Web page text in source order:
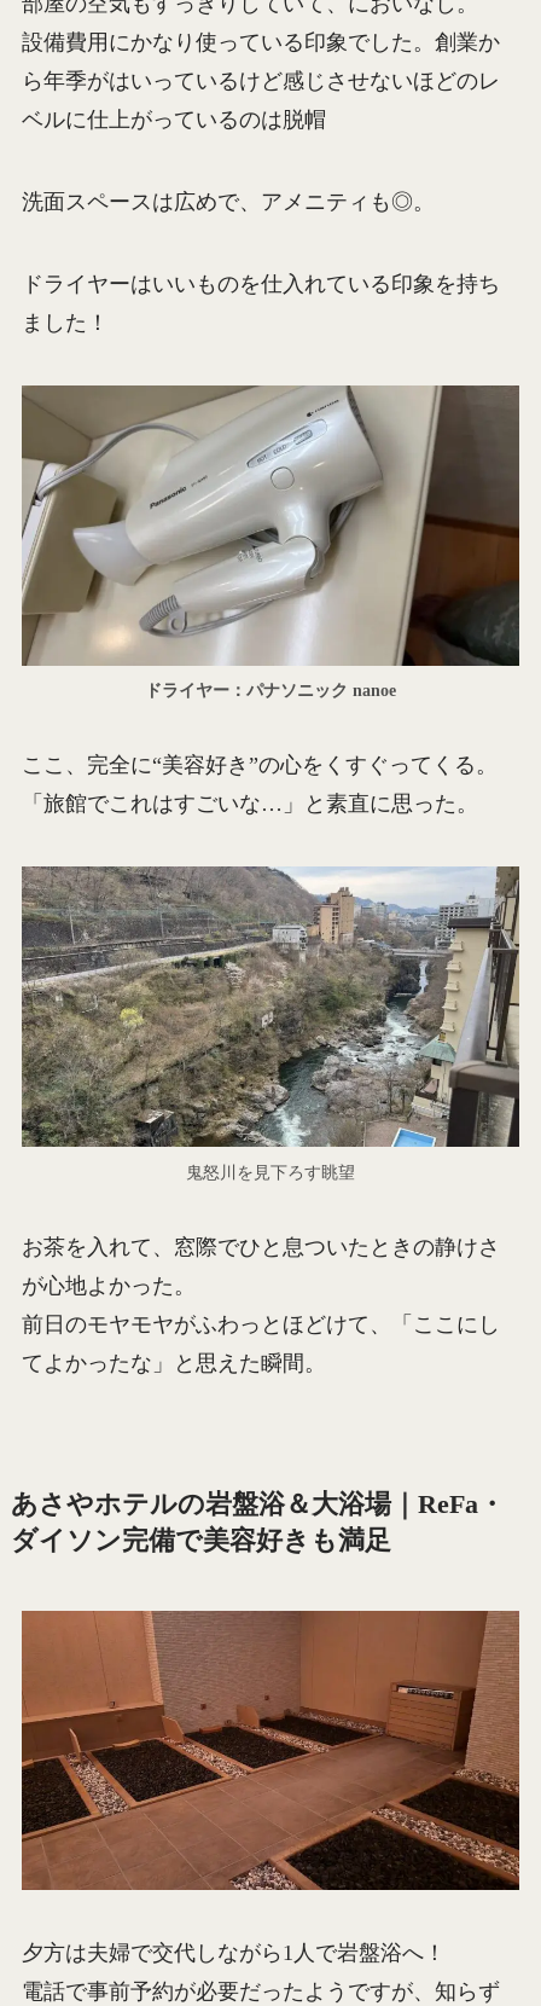
設備費用にかなり使っている印象でした。創業か
ら年季がはいっているけど感じさせないほどのレ
ベルに仕上がっているのは脱帽
洗面スペースは広めで、アメニティも◎。
ドライヤーはいいものを仕入れている印象を持ち
ました！
ドライヤー：パナソニック nanoe
ここ、完全に“美容好き”の心をくすぐってくる。
「旅館でこれはすごいな…」と素直に思った。
鬼怒川を見下ろす眺望
お茶を入れて、窓際でひと息ついたときの静けさ
が心地よかった。
前日のモヤモヤがふわっとほどけて、「ここにし
てよかったな」と思えた瞬間。
あさやホテルの岩盤浴＆大浴場｜ReFa・
ダイソン完備で美容好きも満足
夕方は夫婦で交代しながら1人で岩盤浴へ！
電話で事前予約が必要だったようですが、知らず